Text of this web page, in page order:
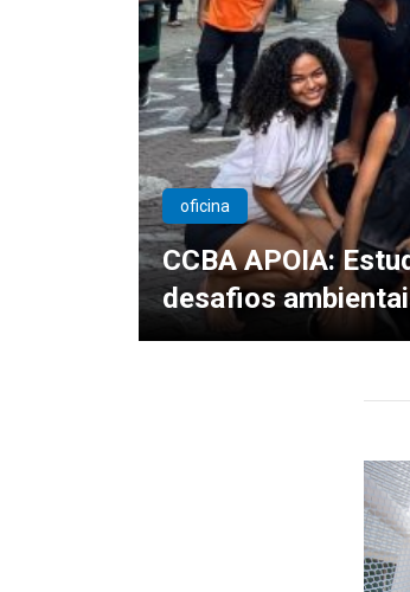
oficina
CCBA APOIA:
desafios